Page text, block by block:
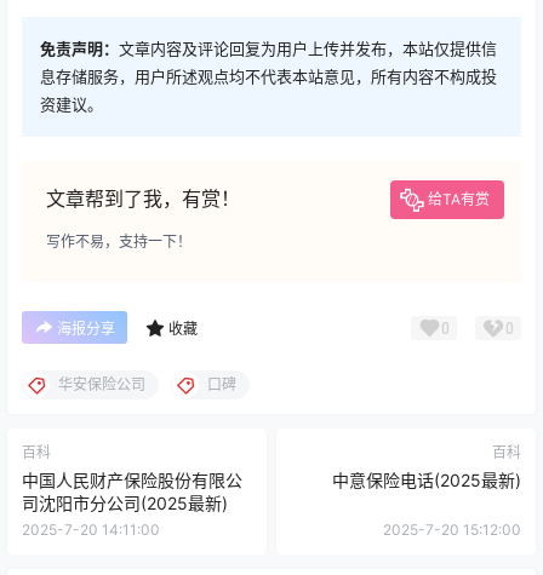
免责声明： 文章内容及评论回复为用户上传并发布，本站仅提供信
息存储服务，用户所述观点均不代表本站意见，所有内容不构成投
资建议。
文章帮到了我，有赏！ 给TA有赏
写作不易，支持一下！
海报分享 收藏 0 0
华安保险公司 口碑
百科
中国人民财产保险股份有限公
司沈阳市分公司(2025最新)
2025-7-20 14:11:00
百科
中意保险电话(2025最新)
2025-7-20 15:12:00